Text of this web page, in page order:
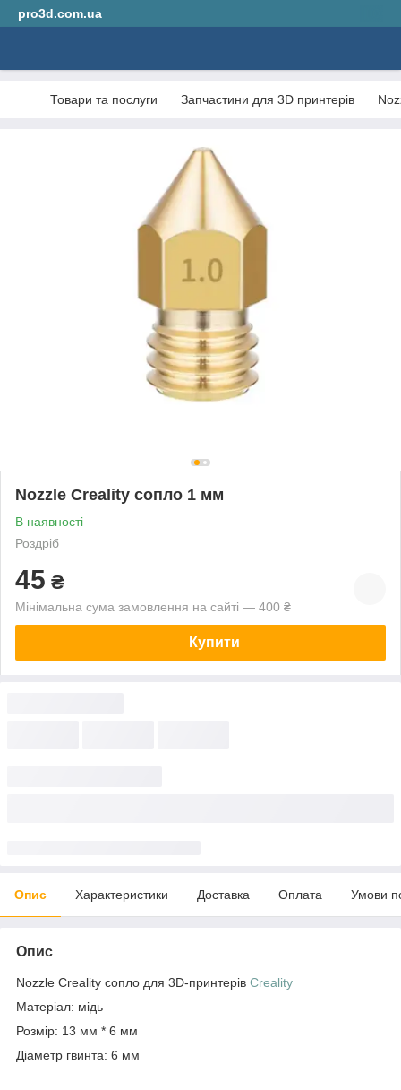
pro3d.com.ua
Товари та послуги Запчастини для 3D принтерів
Nozzle Creality сопло 1 мм
В наявності
Роздріб
45 ₴
Мінімальна сума замовлення на сайті — 400 ₴
Купити
Опис Характеристики Доставка Оплата Умови
Опис
Nozzle Creality сопло для 3D-принтерів Creality
Матеріал: мідь
Розмір: 13 мм * 6 мм
Діаметр гвинта: 6 мм